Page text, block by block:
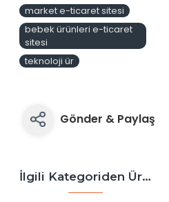
market e-ticaret sitesi
bebek ürünleri e-ticaret
sitesi
teknoloji ür
Gönder & Paylaş
İlgili Kategoriden Ürünler